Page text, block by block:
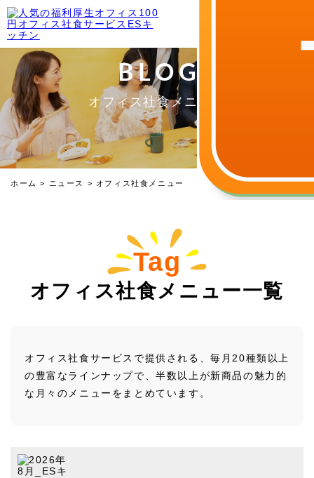
BLOG
オフィス社食メニュー
ホーム > ニュース > オフィス社食メニュー
Tag
オフィス社食メニュー一覧
オフィス社食サービスで提供される、毎月20種類以上
の豊富なラインナップで、半数以上が新商品の魅力的
な月々のメニューをまとめています。